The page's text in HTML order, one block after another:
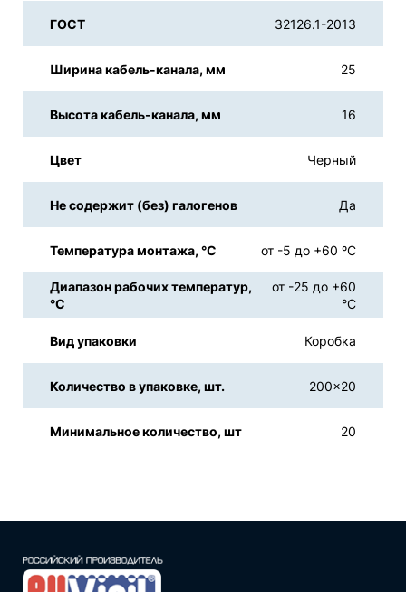
ГОСТ 32126.1-2013
Ширина кабель-канала, мм 25
Высота кабель-канала, мм 16
Цвет Черный
Не содержит (без) галогенов Да
Температура монтажа, °С от -5 до +60 ºС
Диапазон рабочих температур,
°С
от -25 до +60
°С
Вид упаковки Коробка
Количество в упаковке, шт. 200x20
Минимальное количество, шт 20